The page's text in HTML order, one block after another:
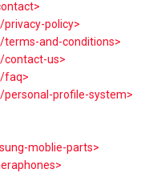
policy>
and-conditions>
contact-us>
faq>
profile-system>
moblie-parts>